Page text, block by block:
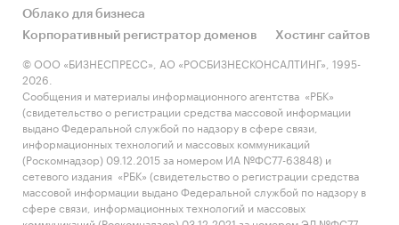
Облако для бизнеса
Корпоративный регистратор доменов
Хостинг сайтов
© ООО «БИЗНЕСПРЕСС», АО «РОСБИЗНЕСКОНСАЛТИНГ», 1995-
2026.
Сообщения и материалы информационного агентства «РБК»
(свидетельство о регистрации средства массовой информации
выдано Федеральной службой по надзору в сфере связи,
информационных технологий и массовых коммуникаций
(Роскомнадзор) 09.12.2015 за номером ИА №ФС77-63848) и
сетевого издания «РБК» (свидетельство о регистрации средства
массовой информации выдано Федеральной службой по надзору в
сфере связи, информационных технологий и массовых